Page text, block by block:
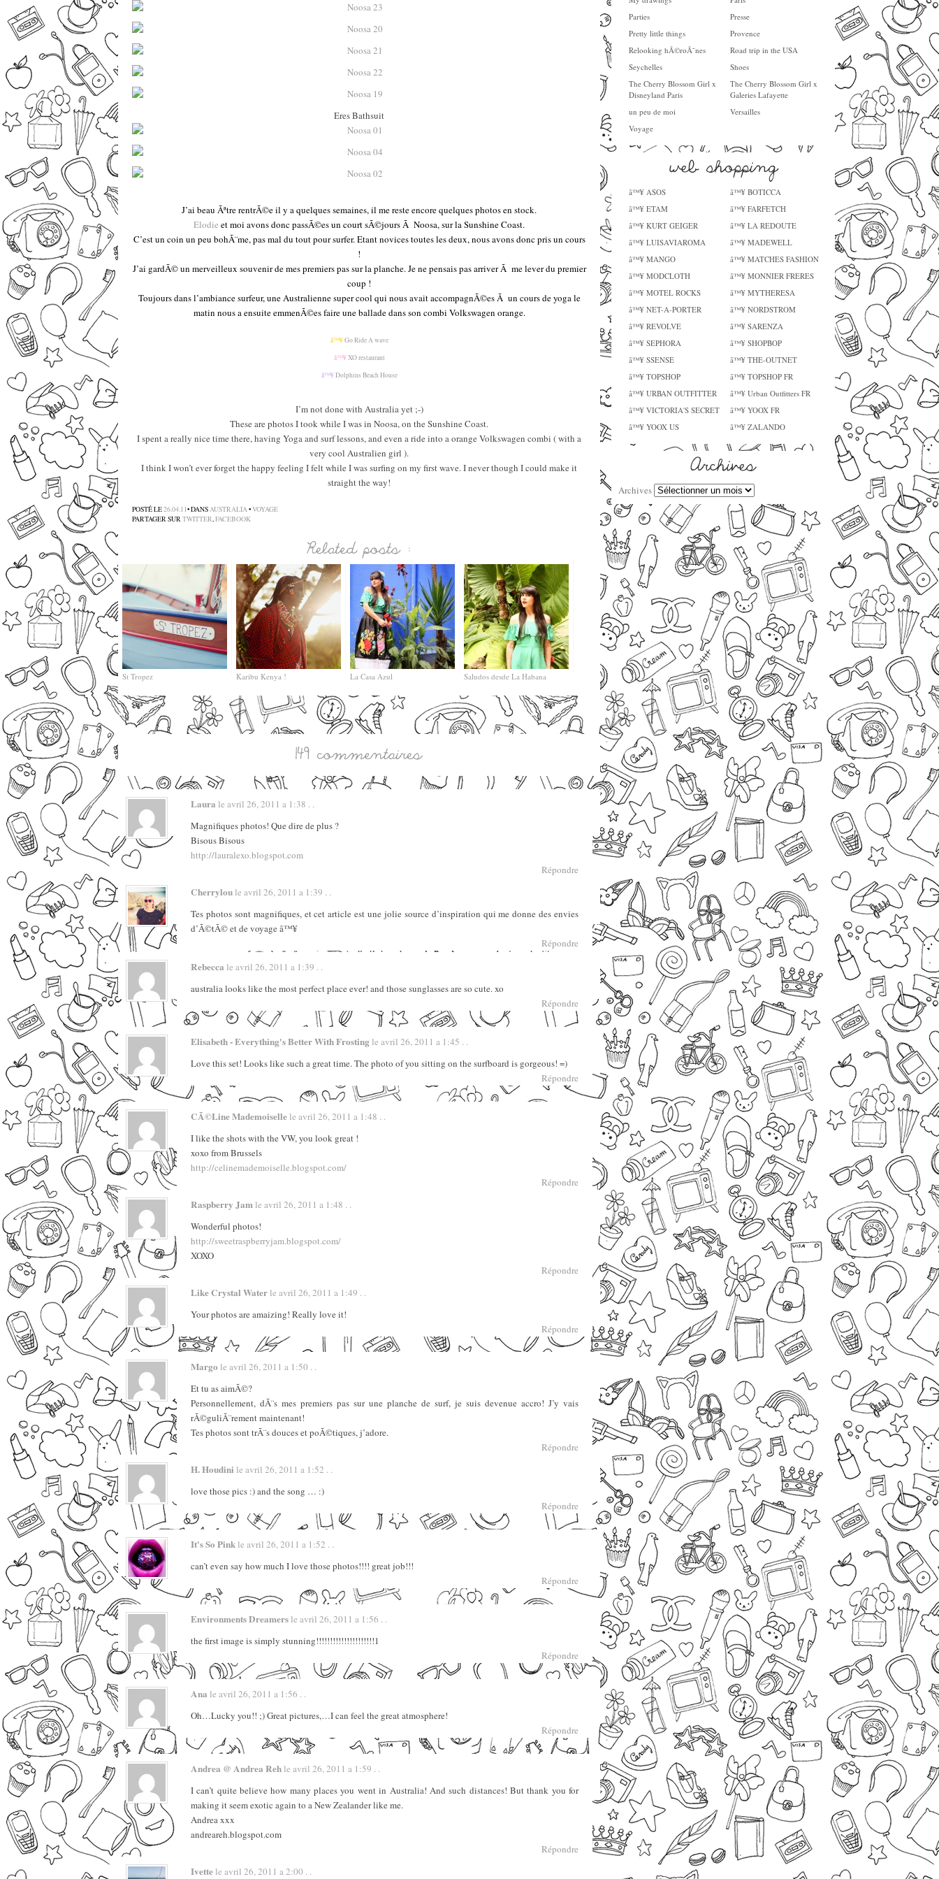
Parties
Presse
Pretty little things
Provence
Relooking hÃ©roÃ¯nes
Road trip in the USA
Seychelles
Shoes
The Cherry Blossom Girl x
Disneyland Paris
The Cherry Blossom Girl x
Galeries Lafayette
un peu de moi
Versailles
Voyage
â™¥ ASOS
â™¥ BOTICCA
â™¥ ETAM
â™¥ FARFETCH
â™¥ KURT GEIGER
â™¥ LA REDOUTE
â™¥ LUISAVIAROMA
â™¥ MADEWELL
â™¥ MANGO
â™¥ MATCHES FASHION
â™¥ MODCLOTH
â™¥ MONNIER FRERES
â™¥ MOTEL ROCKS
â™¥ MYTHERESA
â™¥ NET-A-PORTER
â™¥ NORDSTROM
â™¥ REVOLVE
â™¥ SARENZA
â™¥ SEPHORA
â™¥ SHOPBOP
â™¥ SSENSE
â™¥ THE-OUTNET
â™¥ TOPSHOP
â™¥ TOPSHOP FR
â™¥ URBAN OUTFITTER
â™¥ Urban Outfitters FR
â™¥ VICTORIA'S SECRET
â™¥ YOOX FR
â™¥ YOOX US
â™¥ ZALANDO
Archives
Eres Bathsuit
J’ai beau Ãªtre rentrÃ©e il y a quelques semaines, il me reste encore quelques photos en stock.
Elodie et moi avons donc passÃ©es un court sÃ©jours Ã Noosa, sur la Sunshine Coast.
C’est un coin un peu bohÃ¨me, pas mal du tout pour surfer. Etant novices toutes les deux, nous avons donc pris un cours
!
J’ai gardÃ© un merveilleux souvenir de mes premiers pas sur la planche. Je ne pensais pas arriver Ã me lever du premier
coup !
Toujours dans l’ambiance surfeur, une Australienne super cool qui nous avait accompagnÃ©es Ã un cours de yoga le
matin nous a ensuite emmenÃ©es faire une ballade dans son combi Volkswagen orange.
â™¥Go Ride A wave
â™¥XO restaurant
â™¥Dolphins Beach House
I’m not done with Australia yet ;-)
These are photos I took while I was in Noosa, on the Sunshine Coast.
I spent a really nice time there, having Yoga and surf lessons, and even a ride into a orange Volkswagen combi ( with a
very cool Australien girl ).
I think I won’t ever forget the happy feeling I felt while I was surfing on my first wave. I never though I could make it
straight the way!
POSTÉ LE26.04.11• DANSAUSTRALIA•VOYAGE
PARTAGER SURTWITTER,FACEBOOK
St Tropez Karibu Kenya ! La Casa Azul Saludos desde La Habana
Laura le avril 26, 2011 a 1:38 . .
Magnifiques photos! Que dire de plus ?
Bisous Bisous
http://lauralexo.blogspot.com
Répondre
Cherrylou le avril 26, 2011 a 1:39 . .
Tes photos sont magnifiques, et cet article est une jolie source d’inspiration qui me donne des envies
d’Ã©tÃ© et de voyage â™¥
Répondre
Rebecca le avril 26, 2011 a 1:39 . .
australia looks like the most perfect place ever! and those sunglasses are so cute. xo
Répondre
Elisabeth - Everything's Better With Frosting le avril 26, 2011 a 1:45 . .
Love this set! Looks like such a great time. The photo of you sitting on the surfboard is gorgeous! =)
Répondre
CÃ©line Mademoiselle le avril 26, 2011 a 1:48 . .
I like the shots with the VW, you look great !
xoxo from Brussels
http://celinemademoiselle.blogspot.com/
Répondre
Raspberry Jam le avril 26, 2011 a 1:48 . .
Wonderful photos!
http://sweetraspberryjam.blogspot.com/
XOXO
Répondre
Like Crystal Water le avril 26, 2011 a 1:49 . .
Your photos are amaizing! Really love it!
Répondre
Margo le avril 26, 2011 a 1:50 . .
Et tu as aimÃ©?
Personnellement, dÃ¨s mes premiers pas sur une planche de surf, je suis devenue accro! J’y vais
rÃ©guliÃ¨rement maintenant!
Tes photos sont trÃ¨s douces et poÃ©tiques, j’adore.
Répondre
H. Houdini le avril 26, 2011 a 1:52 . .
love those pics :) and the song … :)
Répondre
It's So Pink le avril 26, 2011 a 1:52 . .
can’t even say how much I love those photos!!!! great job!!!
Répondre
Environments Dreamers le avril 26, 2011 a 1:56 . .
the first image is simply stunning!!!!!!!!!!!!!!!!!!!!!1
Répondre
Ana le avril 26, 2011 a 1:56 . .
Oh…Lucky you!! ;) Great pictures,…I can feel the great atmosphere!
Répondre
Andrea @ Andrea Reh le avril 26, 2011 a 1:59 . .
I can’t quite believe how many places you went in Australia! And such distances! But thank you for
making it seem exotic again to a New Zealander like me.
Andrea xxx
andreareh.blogspot.com
Répondre
Ivette le avril 26, 2011 a 2:00 . .